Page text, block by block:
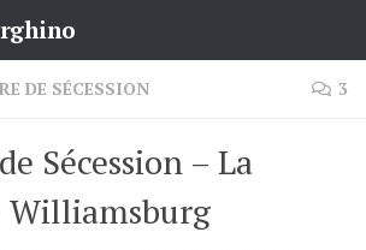
DE SÉCESSION 3
Sécession – La
Williamsburg